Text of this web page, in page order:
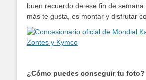
buen recuerdo de ese fin de semana
más te gusta, es montar y disfrutar
¿Cómo puedes conseguir tu foto?